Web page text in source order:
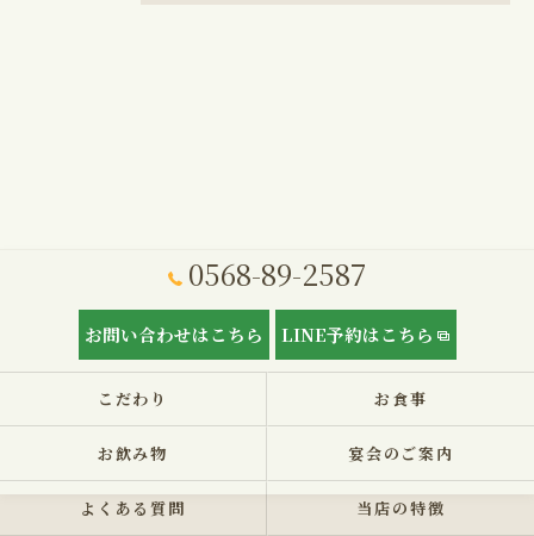
0568-89-2587
お問い合わせはこちら LINE予約はこちら
こだわり お食事
お飲み物 宴会のご案内
よくある質問 当店の特徴